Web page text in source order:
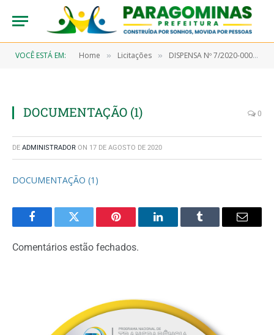
VOCÊ ESTÁ EM: Home » Licitações » DISPENSA Nº 7/2020-00048 (Aquisição de material farmacológico)
DOCUMENTAÇÃO (1) 0
DE ADMINISTRADOR ON 17 DE AGOSTO DE 2020
DOCUMENTAÇÃO (1)
FacebookTwitter Pinterest LinkedInTumblr Email
Comentários estão fechados.